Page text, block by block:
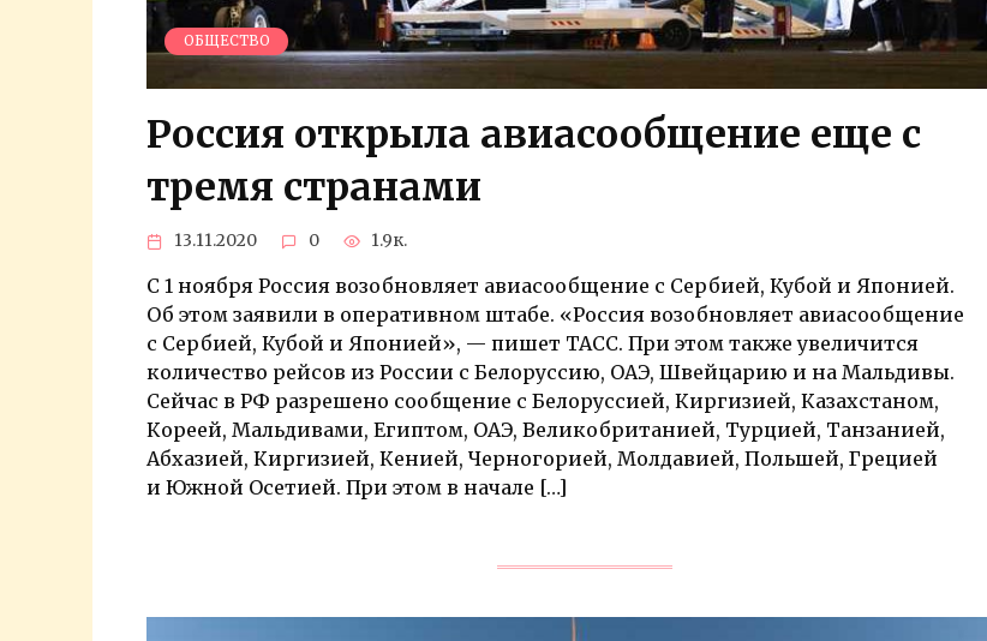
ОБЩЕСТВО
Россия открыла авиасообщение еще с
тремя странами
13.11.2020 0 1.9к.
С 1 ноября Россия возобновляет авиасообщение с Сербией, Кубой и Японией.
Об этом заявили в оперативном штабе. «Россия возобновляет авиасообщение
с Сербией, Кубой и Японией», — пишет ТАСС. При этом также увеличится
количество рейсов из России с Белоруссию, ОАЭ, Швейцарию и на Мальдивы.
Сейчас в РФ разрешено сообщение с Белоруссией, Киргизией, Казахстаном,
Кореей, Мальдивами, Египтом, ОАЭ, Великобританией, Турцией, Танзанией,
Абхазией, Киргизией, Кенией, Черногорией, Молдавией, Польшей, Грецией
и Южной Осетией. При этом в начале […]